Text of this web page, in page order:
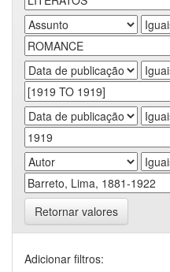
Retornar valores
Adicionar filtros: